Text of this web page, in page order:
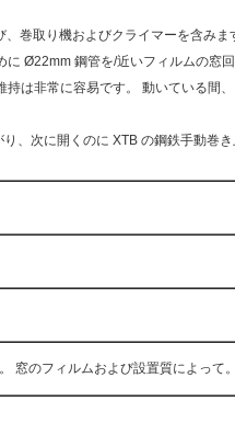
巻取り機およびクライマーを含み
に Ø22mm 鋼管を/近いフィルムの
は非常に容易です。 動いている間、
、次に開くのに XTB の鋼鉄手動巻
窓のフィルムおよび設置質によって。